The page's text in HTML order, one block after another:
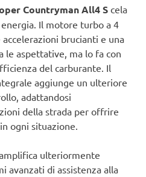
Countryman All4 S cela
Il motore turbo a 4
brucianti e una
le aspettative, ma lo fa con
del carburante. Il
aggiunge un ulteriore
adattandosi
della strada per offrire
ogni situazione.
ulteriormente
avanzati di assistenza alla